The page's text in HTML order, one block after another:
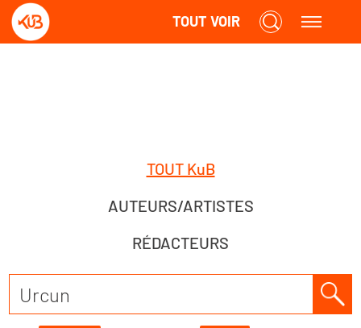
TOUT VOIR
TOUT KuB
AUTEURS/ARTISTES
RÉDACTEURS